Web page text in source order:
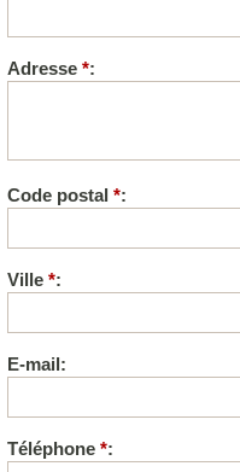
Adresse *:
Code postal *:
Ville *:
E-mail:
Téléphone *: